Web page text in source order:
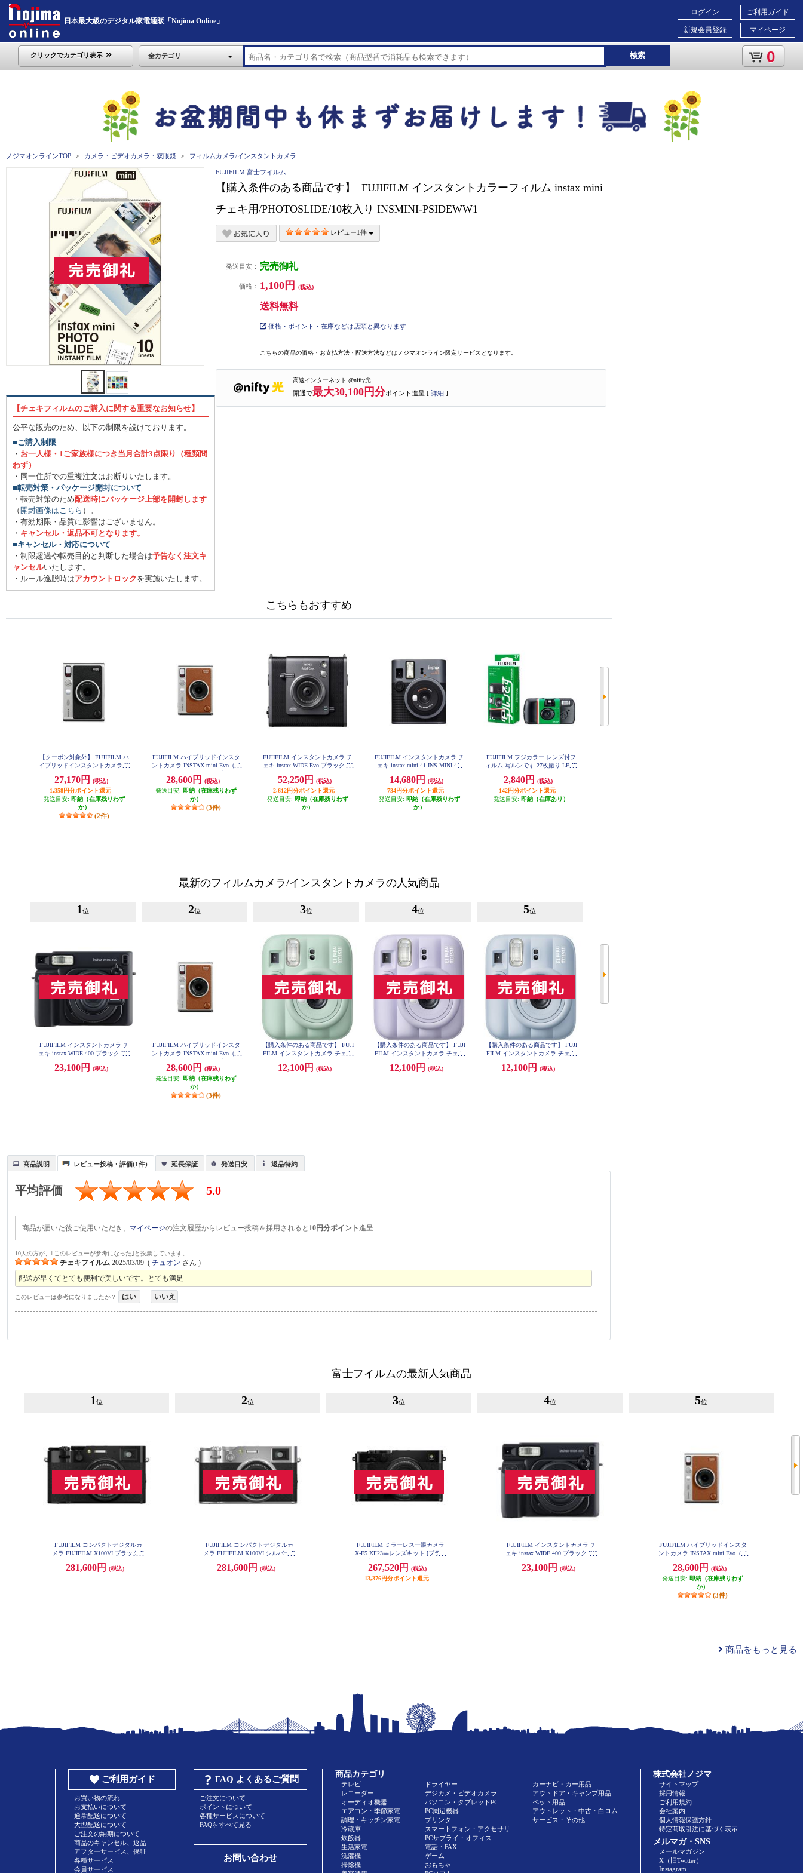
日本最大級のデジタル家電通販「Nojima Online」
ご利用ガイド
マイページ
ログイン
新規会員登録
クリックでカテゴリ表示 全カテゴリ 検索 0
ノジマオンラインTOP カメラ・ビデオカメラ・双眼鏡 フィルムカメラ/インスタントカメラ
【チェキフィルムのご購入に関する重要なお知らせ】
公平な販売のため、以下の制限を設けております。
■ご購入制限
・ お一人様・1ご家族様につき当月合計3点限り（種類問
わず）
・同一住所での重複注文はお断りいたします。
■転売対策・パッケージ開封について
・転売対策のため配送時にパッケージ上部を開封します
（ 開封画像はこちら ）。
・有効期限・品質に影響はございません。
・ キャンセル・返品不可となります。
■キャンセル・対応について
・制限超過や転売目的と判断した場合は予告なく注文キ
ャンセルいたします。
・ルール逸脱時はアカウントロックを実施いたします。
FUJIFILM 富士フイルム
【購入条件のある商品です】 FUJIFILM インスタントカラーフィルム instax mini
チェキ用/PHOTOSLIDE/10枚入り INSMINI-PSIDEWW1
レビュー1件
発送目安： 完売御礼
価格： 1,100円 (税込)
送料無料
価格・ポイント・在庫などは店頭と異なります
こちらの商品の価格・お支払方法・配送方法などはノジマオンライン限定サービスとなります。
高速インターネット @nifty光
開通で最大30,100円分ポイント進呈 [ 詳細 ]
こちらもおすすめ
【クーポン対象外】 FUJIFILM ハ
イブリッドインスタントカメラ IN
ミニエボ）ブラック INS-mini-EVO
-BK-C
27,170円
(税込)
1,358円分ポイント還元
発送目安: 即納（在庫残りわず
か）
(2件)
FUJIFILM ハイブリッドインスタ
ントカメラ INSTAX mini Evo（イ
INS-mini-EVO-BR-C
28,600円
(税込)
発送目安: 即納（在庫残りわず
か）
(3件)
FUJIFILM インスタントカメラ チ
ェキ instax WIDE Evo ブラック IN
52,250円
(税込)
2,612円分ポイント還元
発送目安: 即納（在庫残りわず
か）
FUJIFILM インスタントカメラ チ
ェキ instax mini 41 INS-MINI-41
14,680円
(税込)
734円分ポイント還元
発送目安: 即納（在庫残りわず
か）
FUJIFILM フジカラー レンズ付フ
ィルム 写ルンです 27枚撮り LF-JD
2,840円
(税込)
142円分ポイント還元
発送目安: 即納（在庫あり）
最新のフィルムカメラ/インスタントカメラの人気商品
1 位
FUJIFILM インスタントカメラ チ
ェキ instax WIDE 400 ブラック INS
23,100円 (税込)
2位
FUJIFILM ハイブリッドインスタ
ントカメラ INSTAX mini Evo（イ
INS-mini-EVO-BR-C
28,600円
(税込)
発送目安: 即納（在庫残りわず
か）
(3件)
3位
【購入条件のある商品です】 FUJI
FILM インスタントカメラ チェキ
GREEN
12,100円 (税込)
4位
【購入条件のある商品です】 FUJI
FILM インスタントカメラ チェキ
PURPLE
12,100円 (税込)
5位
【購入条件のある商品です】 FUJI
FILM インスタントカメラ チェキ
LUE
12,100円 (税込)
商品説明 レビュー投稿・評価(1件) 延長保証 発送目安 返品特約
平均評価 5.0
商品が届いた後ご使用いただき、 マイページの注文履歴からレビュー投稿＆採用されると 10円分ポイント進呈
10人の方が、｢このレビューが参考になった｣と投票しています。
チェキフイルム 2025/03/09 (チュオン さん )
配送が早くてとても便利で美しいです。とても満足
このレビューは参考になりましたか？ はい いいえ
富士フイルムの最新人気商品
1 位
FUJIFILM コンパクトデジタルカ
メラ FUJIFILM X100VI ブラック F
281,600円 (税込)
2位
FUJIFILM コンパクトデジタルカ
メラ FUJIFILM X100VI シルバー F
281,600円 (税込)
3位
FUJIFILM ミラーレス一眼カメラ
X-E5 XF23㎜レンズキット [ブラッ
B-JP
267,520円
(税込)
13,376円分ポイント還元
4位
FUJIFILM インスタントカメラ チ
ェキ instax WIDE 400 ブラック INS
23,100円 (税込)
5位
FUJIFILM ハイブリッドインスタ
ントカメラ INSTAX mini Evo（イ
INS-mini-EVO-BR-C
28,600円
(税込)
発送目安: 即納（在庫残りわず
か）
(3件)
商品をもっと見る
ご利用ガイド
お買い物の流れ
お支払いについて
通常配送について
大型配送について
ご注文の納期について
商品のキャンセル、返品
アフターサービス、保証
各種サービス
会員サービス
FAQ よくあるご質問
ご注文について
ポイントについて
各種サービスについて
FAQをすべて見る
お問い合わせ
商品カテゴリ
テレビ
レコーダー
オーディオ機器
エアコン・季節家電
調理・キッチン家電
冷蔵庫
炊飯器
生活家電
洗濯機
掃除機
ドライヤー
デジカメ・ビデオカメラ
パソコン・タブレットPC
PC周辺機器
プリンタ
スマートフォン・アクセサリ
PCサプライ・オフィス
電話・FAX
ゲーム
おもちゃ
カーナビ・カー用品
アウトドア・キャンプ用品
ペット用品
アウトレット・中古・白ロム
サービス・その他
株式会社ノジマ
サイトマップ
採用情報
ご利用規約
会社案内
個人情報保護方針
特定商取引法に基づく表示
メルマガ・SNS
メールマガジン
X（旧Twitter）
Instagram